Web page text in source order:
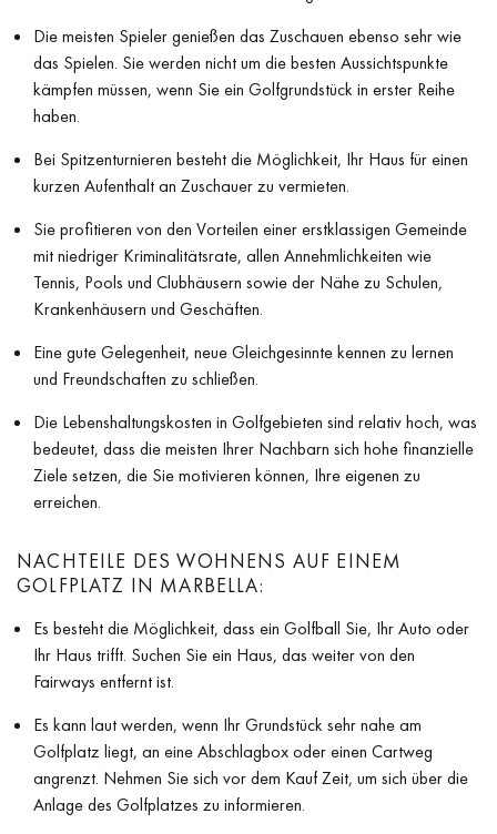
Die meisten Spieler genießen das Zuschauen ebenso sehr wie
das Spielen. Sie werden nicht um die besten Aussichtspunkte
kämpfen müssen, wenn Sie ein Golfgrundstück in erster Reihe
haben.
Bei Spitzenturnieren besteht die Möglichkeit, Ihr Haus für einen
kurzen Aufenthalt an Zuschauer zu vermieten.
Sie profitieren von den Vorteilen einer erstklassigen Gemeinde
mit niedriger Kriminalitätsrate, allen Annehmlichkeiten wie
Tennis, Pools und Clubhäusern sowie der Nähe zu Schulen,
Krankenhäusern und Geschäften.
Eine gute Gelegenheit, neue Gleichgesinnte kennen zu lernen
und Freundschaften zu schließen.
Die Lebenshaltungskosten in Golfgebieten sind relativ hoch, was
bedeutet, dass die meisten Ihrer Nachbarn sich hohe finanzielle
Ziele setzen, die Sie motivieren können, Ihre eigenen zu
erreichen.
NACHTEILE DES WOHNENS AUF EINEM
GOLFPLATZ IN MARBELLA:
Es besteht die Möglichkeit, dass ein Golfball Sie, Ihr Auto oder
Ihr Haus trifft. Suchen Sie ein Haus, das weiter von den
Fairways entfernt ist.
Es kann laut werden, wenn Ihr Grundstück sehr nahe am
Golfplatz liegt, an eine Abschlagbox oder einen Cartweg
angrenzt. Nehmen Sie sich vor dem Kauf Zeit, um sich über die
Anlage des Golfplatzes zu informieren.